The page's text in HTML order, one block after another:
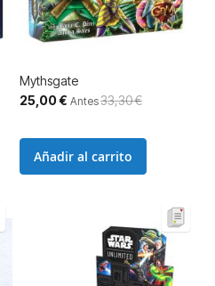
Mythsgate
Precio
especial
25,00 € Antes33,30 €
Añadir al carrito